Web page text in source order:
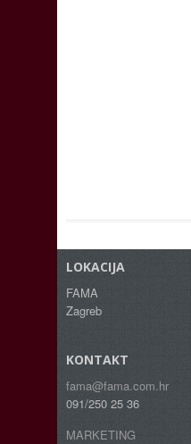
LOKACIJA
FAMA
Zagreb
KONTAKT
fama@fama.com.hr
091/250 25 36
MARKETING